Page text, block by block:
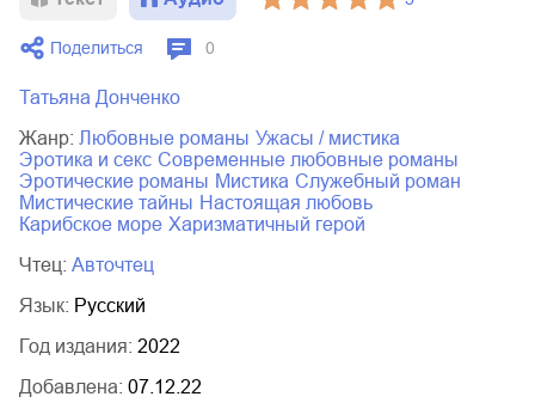
02.mp3 20:50
03.mp3
Поделиться 0
Татьяна Донченко
Жанр:
любовные романы
ужасы / мистика
эротика и секс
современные любовные романы
эротические романы
мистика
служебный роман
мистические тайны
настоящая любовь
Карибское море
харизматичный герой
Чтец:
Авточтец
Язык: Русский
Год издания: 2022
Добавлена: 07.12.22